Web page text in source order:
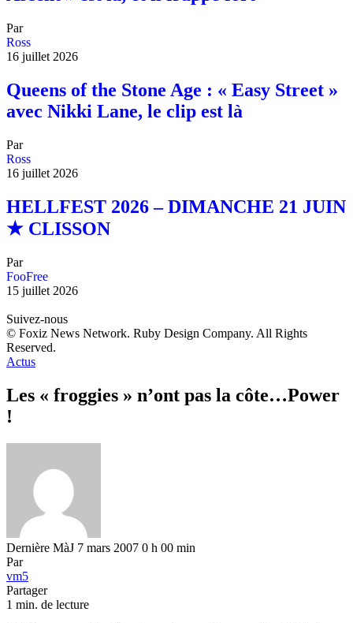
Par
Ross
16 juillet 2026
Queens of the Stone Age : « Easy Street »
avec Nikki Lane, le clip est là
Par
Ross
16 juillet 2026
HELLFEST 2026 – DIMANCHE 21 JUIN
★ CLISSON
Par
FooFree
15 juillet 2026
Suivez-nous
© Foxiz News Network. Ruby Design Company. All Rights
Reserved.
Actus
Les « froggies » n’ont pas la côte…Power
!
Dernière MàJ 7 mars 2007 0 h 00 min
Par
vm5
Partager
1 min. de lecture